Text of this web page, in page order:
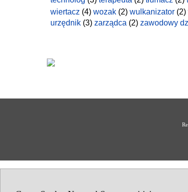
wiertacz (4) wozak (2) wulkanizator (2)
urzędnik (3) zarządca (2) zawodowy